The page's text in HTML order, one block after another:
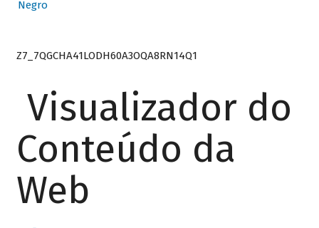
Negro
Z7_7QGCHA41LODH60A3OQA8RN14Q1
Visualizador do
Conteúdo da
Web